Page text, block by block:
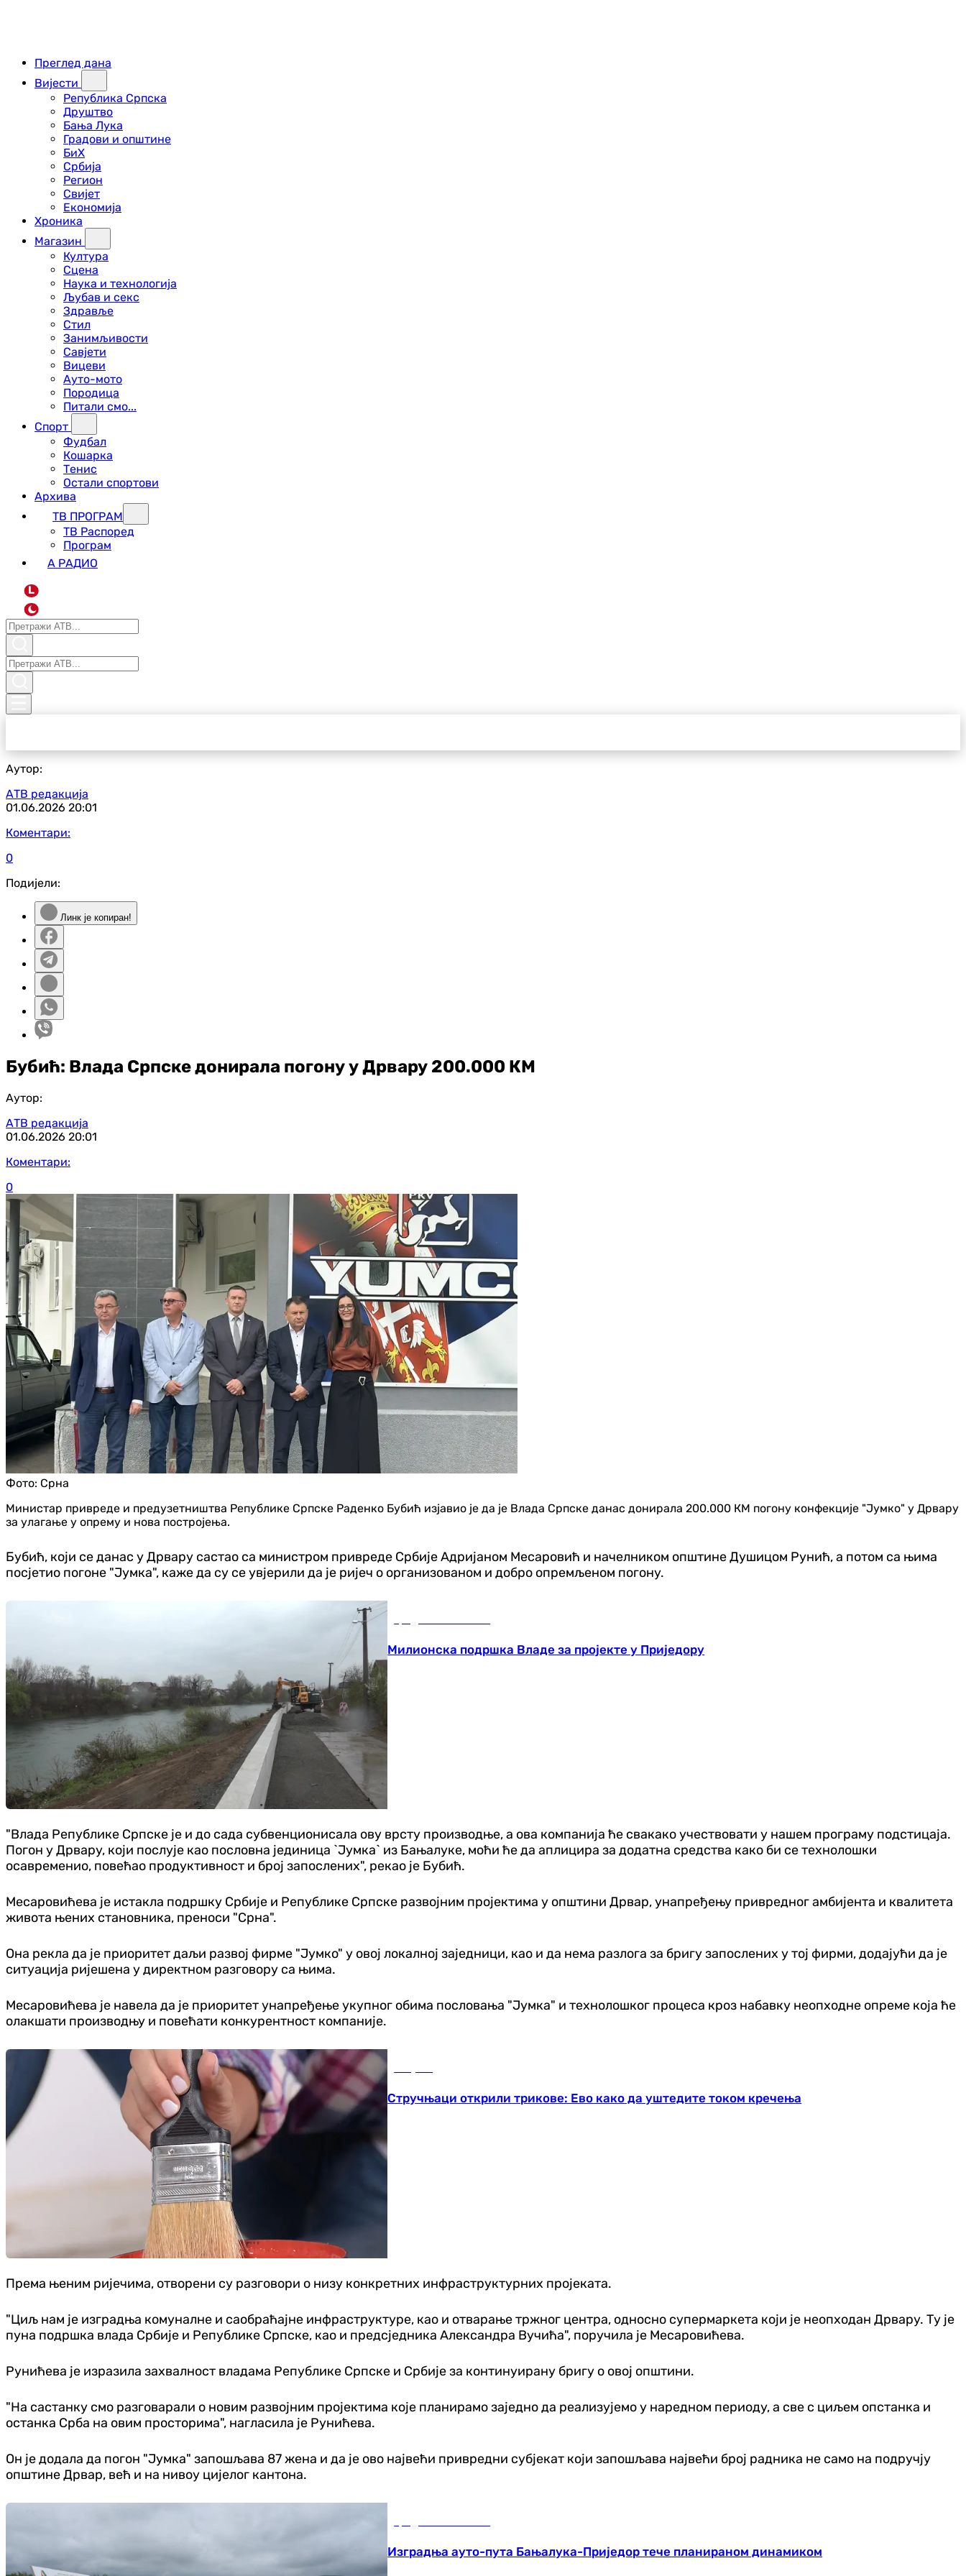
Преглед дана
Вијести
Република Српска
Друштво
Бања Лука
Градови и општине
БиХ
Србија
Регион
Свијет
Економија
Хроника
Магазин
Култура
Сцена
Наука и технологија
Љубав и секс
Здравље
Стил
Занимљивости
Савјети
Вицеви
Ауто-мото
Породица
Питали смо...
Спорт
Фудбал
Кошарка
Тенис
Остали спортови
Архива
ТВ ПРОГРАМ
ТВ Распоред
Програм
А РАДИО
L
Аутор:
АТВ редакција
01.06.2026 20:01
Коментари:
0
Подијели:
Линк је копиран!
Бубић: Влада Српске донирала погону у Дрвару 200.000 КМ
Аутор:
АТВ редакција
01.06.2026 20:01
Коментари:
0
Фото: Срна
Министар привреде и предузетништва Републике Српске Раденко Бубић изјавио је да је Влада Српске данас донирала 200.000 КМ погону конфекције "Јумко" у Дрвару
за улагање у опрему и нова постројења.
Бубић, који се данас у Дрвару састао са министром привреде Србије Адријаном Месаровић и начелником општине Душицом Рунић, а потом са њима
посјетио погоне "Јумка", каже да су се увјерили да је ријеч о организованом и добро опремљеном погону.
Милионска подршка Владе за пројекте у Приједору
"Влада Републике Српске је и до сада субвенционисала ову врсту производње, а ова компанија ће свакако учествовати у нашем програму подстицаја.
Погон у Дрвару, који послује као пословна јединица `Јумка` из Бањалуке, моћи ће да аплицира за додатна средства како би се технолошки
осавременио, повећао продуктивност и број запослених", рекао је Бубић.
Месаровићева је истакла подршку Србије и Републике Српске развојним пројектима у општини Дрвар, унапређењу привредног амбијента и квалитета
живота њених становника, преноси "Срна".
Она рекла да је приоритет даљи развој фирме "Јумко" у овој локалној заједници, као и да нема разлога за бригу запослених у тој фирми, додајући да је
ситуација ријешена у директном разговору са њима.
Месаровићева је навела да је приоритет унапређење укупног обима пословања "Јумка" и технолошког процеса кроз набавку неопходне опреме која ће
олакшати производњу и повећати конкурентност компаније.
Стручњаци открили трикове: Ево како да уштедите током кречења
Према њеним ријечима, отворени су разговори о низу конкретних инфраструктурних пројеката.
"Циљ нам је изградња комуналне и саобраћајне инфраструктуре, као и отварање тржног центра, односно супермаркета који је неопходан Дрвару. Ту је
пуна подршка влада Србије и Републике Српске, као и предсједника Александра Вучића", поручила је Месаровићева.
Рунићева је изразила захвалност владама Републике Српске и Србије за континуирану бригу о овој општини.
"На састанку смо разговарали о новим развојним пројектима које планирамо заједно да реализујемо у наредном периоду, а све с циљем опстанка и
останка Срба на овим просторима", нагласила је Рунићева.
Он је додала да погон "Јумка" запошљава 87 жена и да је ово највећи привредни субјекат који запошљава највећи број радника не само на подручју
општине Дрвар, већ и на нивоу цијелог кантона.
Изградња ауто-пута Бањалука-Приједор тече планираном динамиком